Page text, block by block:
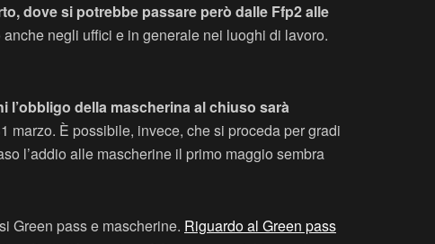
dove si potrebbe passare però dalle Ffp2 alle
negli uffici e in generale nei luoghi di lavoro.
della mascherina al chiuso sarà
marzo. È possibile, invece, che si proceda per gradi
l’addio alle mascherine il primo maggio sembra
Green pass e mascherine. Riguardo al Green pass